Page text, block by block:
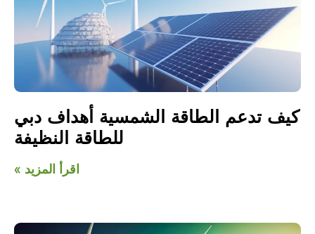
كيف تدعم الطاقة الشمسية أهداف دبي
للطاقة النظيفة
اقرأ المزيد »